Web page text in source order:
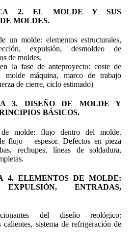
2. EL MOLDE Y SUS
MOLDES.
un molde: elementos estructurales,
expulsión, desmoldeo de
de moldes.
la fase de anteproyecto: coste de
molde máquina, marco de trabajo
de cierre, ciclo estimado)
3. DISEÑO DE MOLDE Y
BÁSICOS.
molde: flujo dentro del molde.
flujo – espesor. Defectos en pieza
rechupes, líneas de soldadura,
4. ELEMENTOS DE MOLDE:
EXPULSIÓN, ENTRADAS,
del diseño reológico:
calientes, sistema de refrigeración de